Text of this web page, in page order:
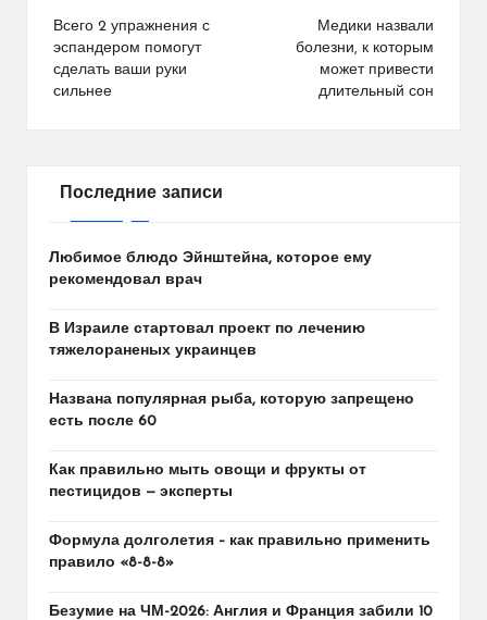
по
записям
Всего 2 упражнения с
эспандером помогут
сделать ваши руки
сильнее
Медики назвали
болезни, к которым
может привести
длительный сон
Последние записи
Любимое блюдо Эйнштейна, которое ему
рекомендовал врач
В Израиле стартовал проект по лечению
тяжелораненых украинцев
Названа популярная рыба, которую запрещено
есть после 60
Как правильно мыть овощи и фрукты от
пестицидов — эксперты
Формула долголетия – как правильно применить
правило «8-8-8»
Безумие на ЧМ-2026: Англия и Франция забили 10